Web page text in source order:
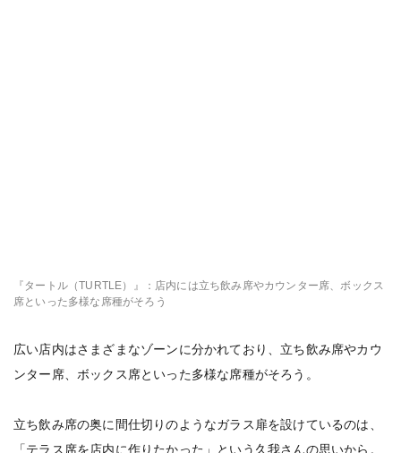
『タートル（TURTLE）』：店内には立ち飲み席やカウンター席、ボックス
席といった多様な席種がそろう
広い店内はさまざまなゾーンに分かれており、立ち飲み席やカウ
ンター席、ボックス席といった多様な席種がそろう。
立ち飲み席の奥に間仕切りのようなガラス扉を設けているのは、
「テラス席を店内に作りたかった」という久我さんの思いから。